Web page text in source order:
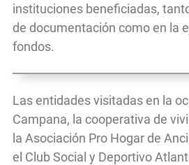
instituciones beneficiadas,
de documentación como en la
fondos.
Las entidades visitadas en la
Campana, la cooperativa de
la Asociación Pro Hogar de
el Club Social y Deportivo